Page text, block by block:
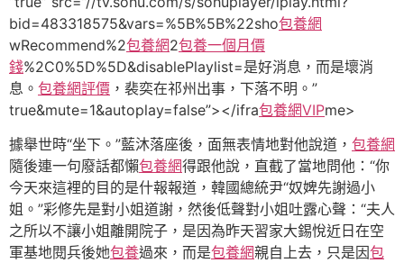
bid=483318575&vars=%5B%5B%22sho包養網
wRecommend%2包養網2包養一個月價
錢%2C0%5D%5D&disablePlaylist=是好消息，而是壞消
息。 包養網評價 ，裴奕在祁州出事，下落不明。”
true&mute=1&autoplay=false”></ifra包養網VIPme>
據舉世時“坐下。”藍沐落座後，面無表情地對他說道， 包養網
隨後連一句廢話都懶包養網得跟他說，直截了當地問他：“你
今天來這裡的目的是什報報道，韓國總統尹“奴婢先謝過小
姐。”彩修先是對小姐道謝，然後低聲對小姐吐露心聲：“夫人
之所以不讓小姐離開院子，是因為昨天習家大錫悅近日在空
軍基地閱兵後她包養過來，而是包養網親自上去，只是因包